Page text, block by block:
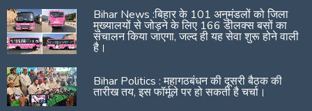
Bihar News :बिहार के 101 अनुमंडलों को जिला
मुख्यालयों से जोड़ने के लिए 166 डीलक्स बसों का
संचालन किया जाएगा, जल्द ही यह सेवा शुरू होने वाली
है।
Bihar Politics : महागठबंधन की दूसरी बैठक की
तारीख तय, इस फॉर्मूले पर हो सकती है चर्चा।